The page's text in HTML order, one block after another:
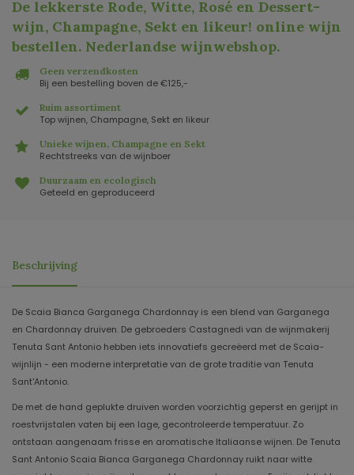
De lekkerste Rode, Witte, Rosé en Dessert-
wijn, Champagne, Sekt en likeur! online wijn
bestellen. Nederlandse wijnwebshop.
Geen verzendkosten
Bij een bestelling boven de €125,-
Ruim assortiment
Top wijnen, Champagne, Sekt en likeur
Unieke wijnen, Champagne en Sekt
Rechtstreeks van de wijnboer
Duurzaam en ecologisch
Geteeld en geproduceerd
Beschrijving
De Scaia Bianca Garganega Chardonnay is een blend van Garganega
en Chardonnay druiven. De gebroeders Castagnedi van de wijnmakerij
Tenuta Sant Antonio hebben iets innovatiefs gecreëerd met de Scaia-
wijnlijn - een moderne interpretatie van de grote traditie van Tenuta
Sant'Antonio.
De met de hand geplukte druiven worden voorzichtig geperst en gerijpt in
roestvrijstalen vaten bij een lage, gecontroleerde temperatuur. Zo
ontstaan ​​aangenaam frisse en aromatische Italiaanse wijnen. De Tenuta
Sant Antonio Scaia Bianca Garganega Chardonnay ruikt naar witte